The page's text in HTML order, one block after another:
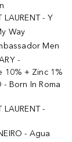
LAURENT - Y
Way
Men
-
10% + Zinc 1%
- Born In Roma
LAURENT -
- Agua